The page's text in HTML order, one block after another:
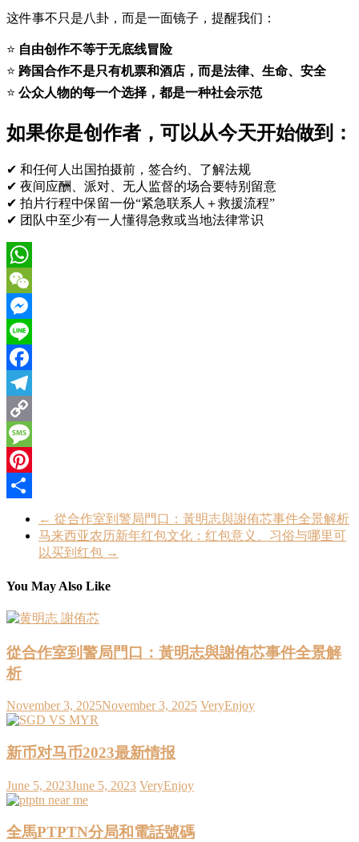
这件事不只是八卦，而是一面镜子，提醒我们：
⭐ 自由创作不等于无底线冒险
⭐ 跨国合作不是只有机票和酒店，而是法律、生命、安全
⭐ 公众人物的每一个选择，都是一种社会示范
如果你是创作者，可以从今天开始做到：
✔ 和任何人出国拍摄前，签合约、了解法规
✔ 夜间应酬、派对、无人监督的场合要特别留意
✔ 拍片行程中保留一份“紧急联系人＋救援流程”
✔ 团队中至少有一人懂得急救或当地法律常识
WhatsApp
WeChat
Messenger
Line
Facebook
Telegram
Copy
Link
Message
Pinterest
← 從合作室到警局門口：黃明志與謝侑芯事件全景解析
马来西亚农历新年红包文化：红包意义、习俗与哪里可
以买到红包 →
You May Also Like
從合作室到警局門口：黃明志與謝侑芯事件全景解
析
November 3, 2025November 3, 2025 VeryEnjoy
新币对马币2023最新情报
June 5, 2023June 5, 2023 VeryEnjoy
全馬PTPTN分局和電話號碼